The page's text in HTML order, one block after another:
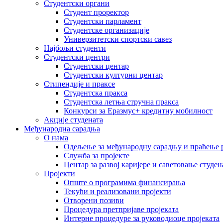
Студентски органи
Студент проректор
Студентски парламент
Студентске организације
Универзитетски спортски савез
Најбољи студенти
Студентски центри
Студентски центар
Студентски културни центар
Стипендије и праксе
Студентска пракса
Студентска летња стручна пракса
Конкурси за Еразмус+ кредитну мобилност
Акције студената
Међународна сарадња
О нама
Одељење за међународну сарадњу и праћење
Служба за пројекте
Центар за развој каријере и саветовање
Пројекти
Опште о програмима финансирања
Текући и реализовани пројекти
Отворени позиви
Процедура претпријаве пројеката
Интерне процедуре за руководиоце пројеката